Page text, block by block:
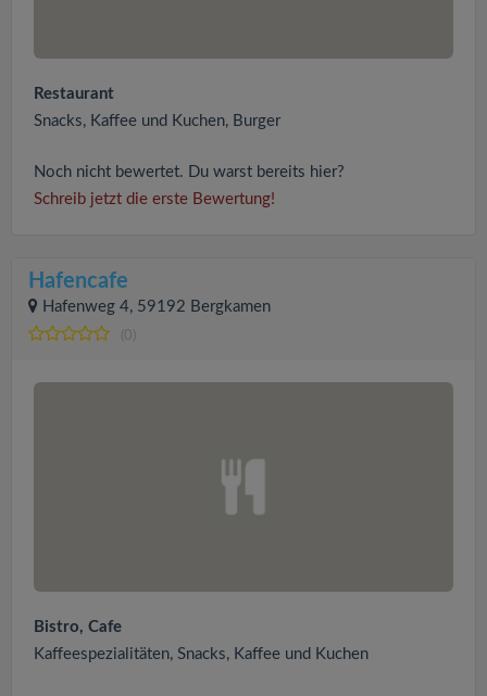
Restaurant
Snacks, Kaffee und Kuchen, Burger
Noch nicht bewertet. Du warst bereits hier?
Schreib jetzt die erste Bewertung!
Hafencafe
Hafenweg 4, 59192 Bergkamen
(0)
Bistro, Cafe
Kaffeespezialitäten, Snacks, Kaffee und Kuchen